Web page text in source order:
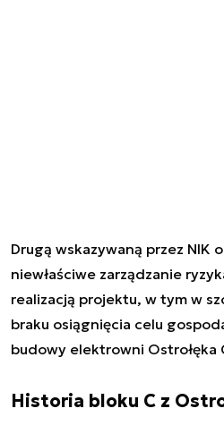
Drugą wskazywaną przez NIK
niewłaściwe zarządzanie
realizacją projektu, w tym w
braku osiągnięcia celu
budowy elektrowni Ostrołęka
Historia bloku C z